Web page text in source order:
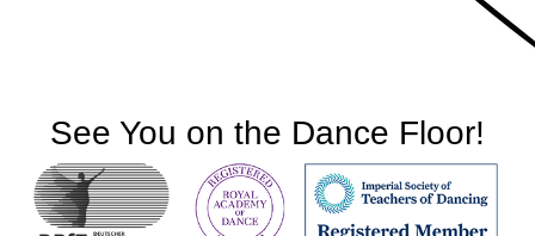
See You on the Dance Floor!